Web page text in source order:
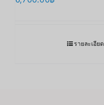
รายละเอียด